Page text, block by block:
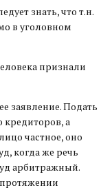
знать, что т.н.
в уголовном
признали
заявление. Подать
кредиторов, а
частное, оно
когда же речь
арбитражный.